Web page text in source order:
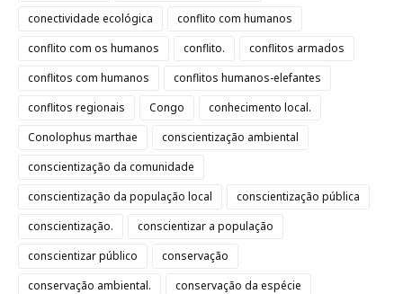
conectividade ecológica
conflito com humanos
conflito com os humanos
conflito.
conflitos armados
conflitos com humanos
conflitos humanos-elefantes
conflitos regionais
Congo
conhecimento local.
Conolophus marthae
conscientização ambiental
conscientização da comunidade
conscientização da população local
conscientização pública
conscientização.
conscientizar a população
conscientizar público
conservação
conservação ambiental.
conservação da espécie